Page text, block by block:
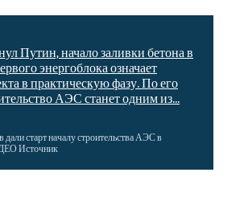
Путин, начало заливки бетона в
энергоблока означает
в практическую фазу. По его
АЭС станет одним из...
старт началу строительства АЭС в
Источник